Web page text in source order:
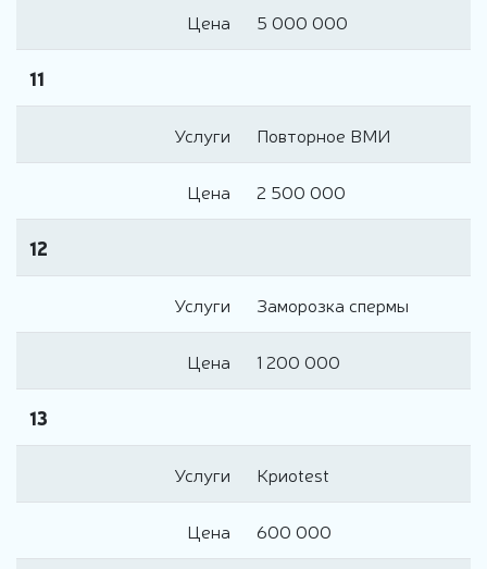
Цена 5 000 000
11
Услуги Повторное ВМИ
Цена 2 500 000
12
Услуги Заморозка спермы
Цена 1 200 000
13
Услуги Криоtest
Цена 600 000